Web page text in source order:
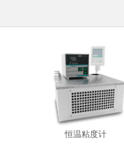
恒温粘度计